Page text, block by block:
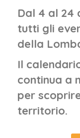
Dal 4 al 24
tutti gli
della
Il
continua a
per
territorio.